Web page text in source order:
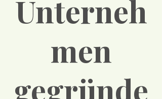
Unterneh
men
gegründe